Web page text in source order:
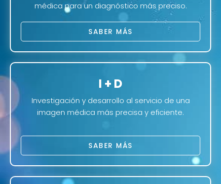
médica para un diagnóstico más preciso.
SABER MÁS
I + D
Investigación y desarrollo al servicio de una
imagen médica más precisa y eficiente.
SABER MÁS